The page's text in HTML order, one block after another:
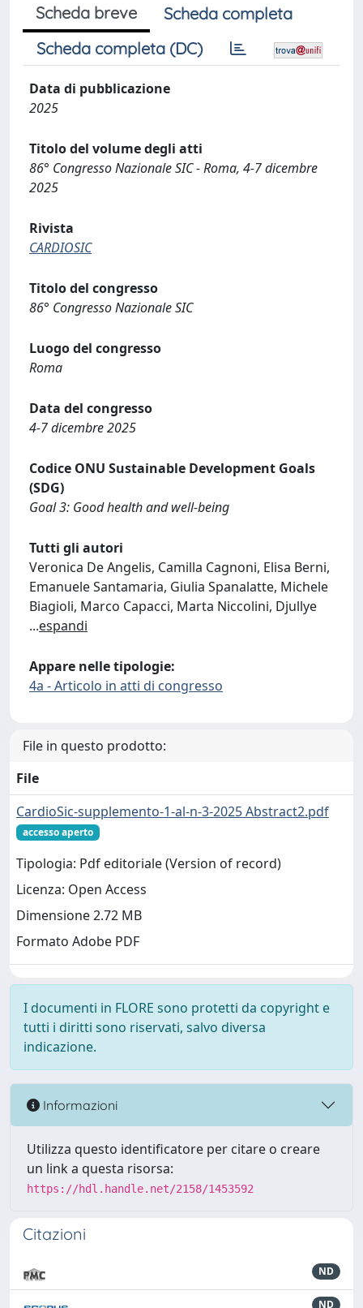
Scheda breve
Scheda completa
Scheda completa (DC)
Data di pubblicazione
2025
Titolo del volume degli atti
86° Congresso Nazionale SIC - Roma, 4-7 dicembre
2025
Rivista
CARDIOSIC
Titolo del congresso
86° Congresso Nazionale SIC
Luogo del congresso
Roma
Data del congresso
4-7 dicembre 2025
Codice ONU Sustainable Development Goals
(SDG)
Goal 3: Good health and well-being
Tutti gli autori
Veronica De Angelis, Camilla Cagnoni, Elisa Berni,
Emanuele Santamaria, Giulia Spanalatte, Michele
Biagioli, Marco Capacci, Marta Niccolini, Djullye
...espandi
Appare nelle tipologie:
4a - Articolo in atti di congresso
File in questo prodotto:
File
CardioSic-supplemento-1-al-n-3-2025 Abstract2.pdf
accesso aperto
Tipologia: Pdf editoriale (Version of record)
Licenza: Open Access
Dimensione 2.72 MB
Formato Adobe PDF
I documenti in FLORE sono protetti da copyright e
tutti i diritti sono riservati, salvo diversa
indicazione.
Informazioni
Utilizza questo identificatore per citare o creare
un link a questa risorsa:
https://hdl.handle.net/2158/1453592
Citazioni
ND
ND